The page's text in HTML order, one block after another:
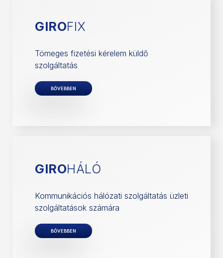
GIROFIX
Tömeges fizetési kérelem küldő
szolgáltatás
BŐVEBBEN
GIROHÁLÓ
Kommunikációs hálózati szolgáltatás üzleti
szolgáltatások számára
BŐVEBBEN